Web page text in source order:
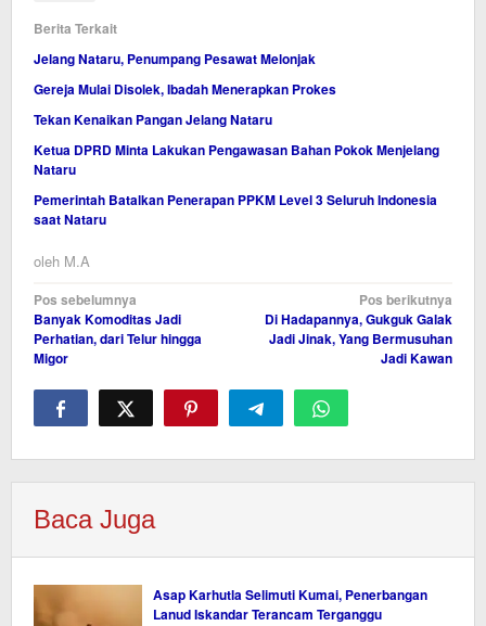
Berita Terkait
Jelang Nataru, Penumpang Pesawat Melonjak
Gereja Mulai Disolek, Ibadah Menerapkan Prokes
Tekan Kenaikan Pangan Jelang Nataru
Ketua DPRD Minta Lakukan Pengawasan Bahan Pokok Menjelang
Nataru
Pemerintah Batalkan Penerapan PPKM Level 3 Seluruh Indonesia
saat Nataru
oleh M.A
Navigasi
pos
Pos sebelumnya
Banyak Komoditas Jadi
Perhatian, dari Telur hingga
Migor
Pos berikutnya
Di Hadapannya, Gukguk Galak
Jadi Jinak, Yang Bermusuhan
Jadi Kawan
Baca Juga
Asap Karhutla Selimuti Kumai, Penerbangan
Lanud Iskandar Terancam Terganggu